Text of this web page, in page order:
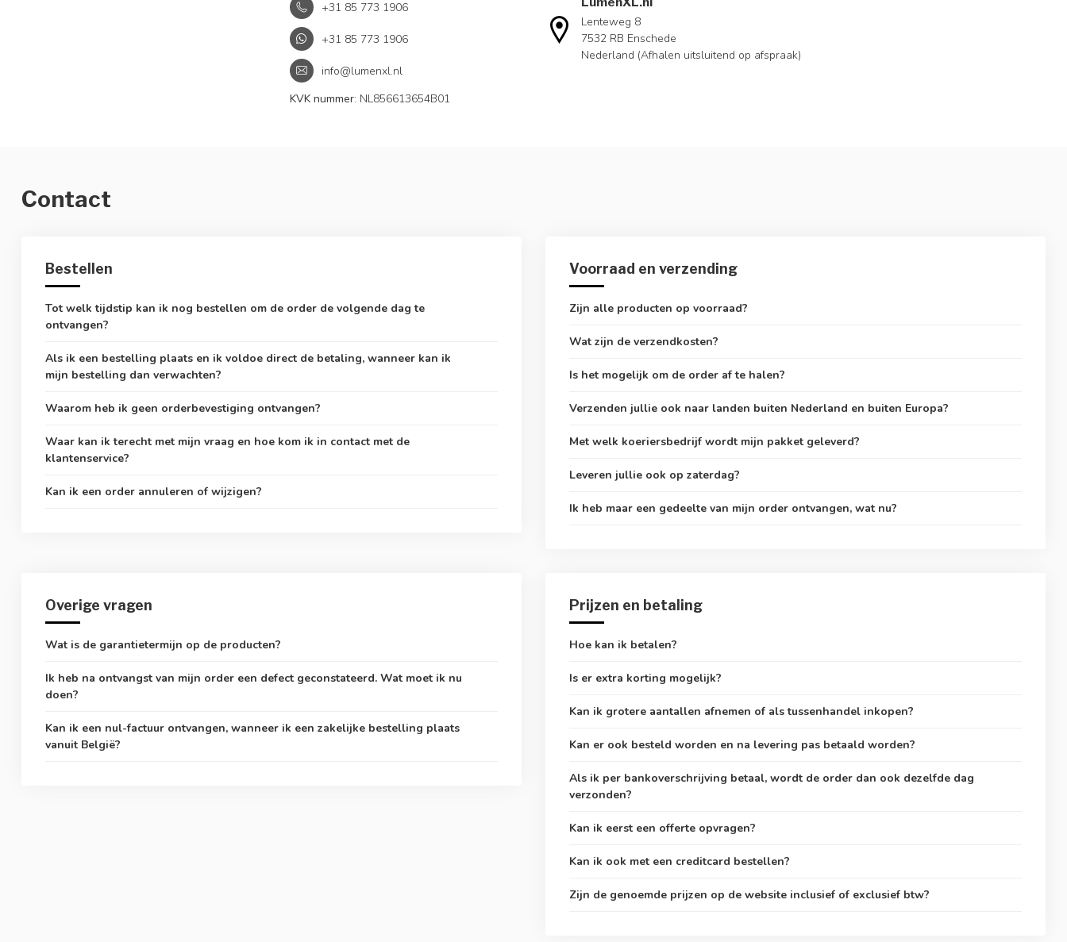
+31 85 773 1906
+31 85 773 1906
info@lumenxl.nl
KVK nummer: NL856613654B01
Lenteweg 8
7532 RB Enschede
Nederland (Afhalen uitsluitend op afspraak)
Contact
Bestellen
Tot welk tijdstip kan ik nog bestellen om de order de volgende dag te
ontvangen?
Als ik een bestelling plaats en ik voldoe direct de betaling, wanneer kan ik
mijn bestelling dan verwachten?
Waarom heb ik geen orderbevestiging ontvangen?
Waar kan ik terecht met mijn vraag en hoe kom ik in contact met de
klantenservice?
Kan ik een order annuleren of wijzigen?
Voorraad en verzending
Zijn alle producten op voorraad?
Wat zijn de verzendkosten?
Is het mogelijk om de order af te halen?
Verzenden jullie ook naar landen buiten Nederland en buiten Europa?
Met welk koeriersbedrijf wordt mijn pakket geleverd?
Leveren jullie ook op zaterdag?
Ik heb maar een gedeelte van mijn order ontvangen, wat nu?
Overige vragen
Wat is de garantietermijn op de producten?
Ik heb na ontvangst van mijn order een defect geconstateerd. Wat moet ik nu
doen?
Kan ik een nul-factuur ontvangen, wanneer ik een zakelijke bestelling plaats
vanuit België?
Prijzen en betaling
Hoe kan ik betalen?
Is er extra korting mogelijk?
Kan ik grotere aantallen afnemen of als tussenhandel inkopen?
Kan er ook besteld worden en na levering pas betaald worden?
Als ik per bankoverschrijving betaal, wordt de order dan ook dezelfde dag
verzonden?
Kan ik eerst een offerte opvragen?
Kan ik ook met een creditcard bestellen?
Zijn de genoemde prijzen op de website inclusief of exclusief btw?